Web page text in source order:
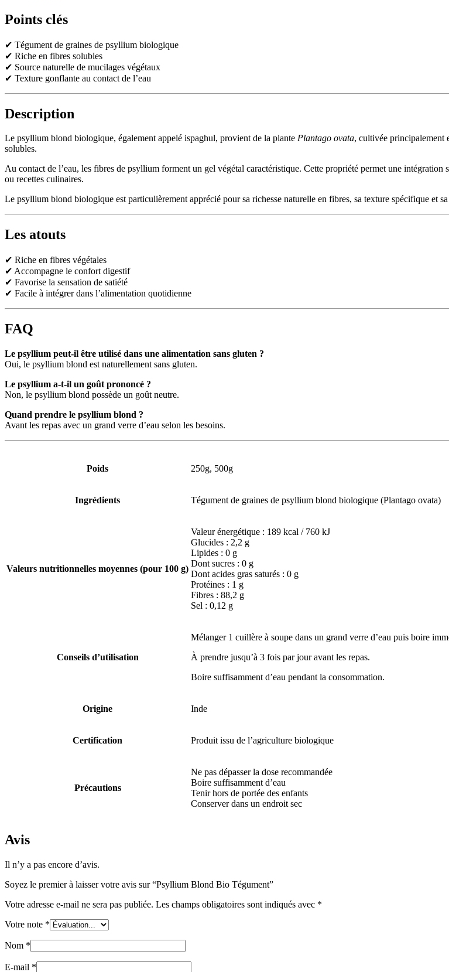
Points clés
✔ Tégument de graines de psyllium biologique
✔ Riche en fibres solubles
✔ Source naturelle de mucilages végétaux
✔ Texture gonflante au contact de l’eau
Description
Le psyllium blond biologique, également appelé ispaghul, provient de la plante Plantago ovata, cultivée principalement
solubles.
Au contact de l’eau, les fibres de psyllium forment un gel végétal caractéristique. Cette propriété permet une
ou recettes culinaires.
Le psyllium blond biologique est particulièrement apprécié pour sa richesse naturelle en fibres, sa texture spécifique et
Les atouts
✔ Riche en fibres végétales
✔ Accompagne le confort digestif
✔ Favorise la sensation de satiété
✔ Facile à intégrer dans l’alimentation quotidienne
FAQ
Le psyllium peut-il être utilisé dans une alimentation sans gluten ?
Oui, le psyllium blond est naturellement sans gluten.
Le psyllium a-t-il un goût prononcé ?
Non, le psyllium blond possède un goût neutre.
Quand prendre le psyllium blond ?
Avant les repas avec un grand verre d’eau selon les besoins.
Poids 250g, 500g
Ingrédients Tégument de graines de psyllium blond biologique (Plantago ovata)
Valeurs nutritionnelles moyennes (pour 100 g)
Valeur énergétique : 189 kcal / 760 kJ
Glucides : 2,2 g
Lipides : 0 g
Dont sucres : 0 g
Dont acides gras saturés : 0 g
Protéines : 1 g
Fibres : 88,2 g
Sel : 0,12 g
Conseils d’utilisation
Mélanger 1 cuillère à soupe dans un grand verre d’eau puis boire
À prendre jusqu’à 3 fois par jour avant les repas.
Boire suffisamment d’eau pendant la consommation.
Origine Inde
Certification Produit issu de l’agriculture biologique
Précautions
Ne pas dépasser la dose recommandée
Boire suffisamment d’eau
Tenir hors de portée des enfants
Conserver dans un endroit sec
Avis
Il n’y a pas encore d’avis.
Soyez le premier à laisser votre avis sur “Psyllium Blond Bio Tégument”
Votre adresse e-mail ne sera pas publiée. Les champs obligatoires sont indiqués avec *
Votre note *
Nom *
E-mail *